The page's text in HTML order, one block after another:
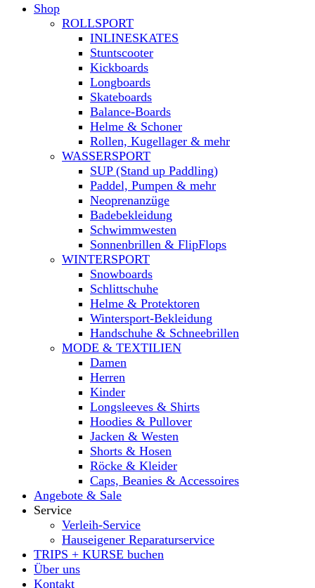
Shop
ROLLSPORT
INLINESKATES
Stuntscooter
Kickboards
Longboards
Skateboards
Balance-Boards
Helme & Schoner
Rollen, Kugellager & mehr
WASSERSPORT
SUP (Stand up Paddling)
Paddel, Pumpen & mehr
Neoprenanzüge
Badebekleidung
Schwimmwesten
Sonnenbrillen & FlipFlops
WINTERSPORT
Snowboards
Schlittschuhe
Helme & Protektoren
Wintersport-Bekleidung
Handschuhe & Schneebrillen
MODE & TEXTILIEN
Damen
Herren
Kinder
Longsleeves & Shirts
Hoodies & Pullover
Jacken & Westen
Shorts & Hosen
Röcke & Kleider
Caps, Beanies & Accessoires
Angebote & Sale
Service
Verleih-Service
Hauseigener Reparaturservice
TRIPS + KURSE buchen
Über uns
Kontakt